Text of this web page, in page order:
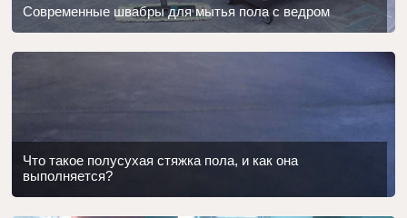
Современные швабры для мытья пола с ведром
Что такое полусухая стяжка пола, и как она
выполняется?